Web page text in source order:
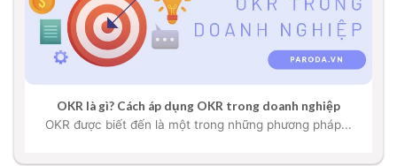
OKR là gì? Cách áp dụng OKR trong doanh nghiệp
OKR được biết đến là một trong những phương pháp...